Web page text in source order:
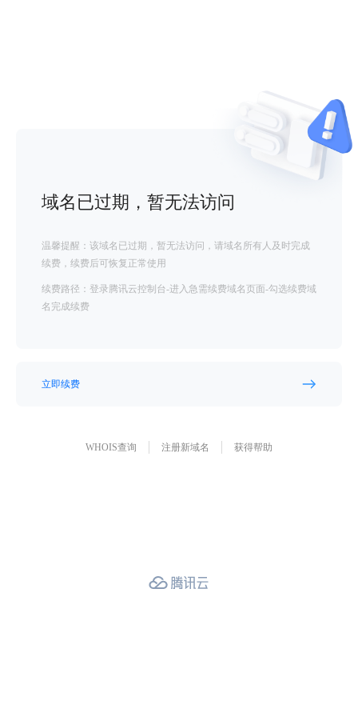
域名已过期，暂无法访问
温馨提醒：该域名已过期，暂无法访问，请域名所有人及时完成
续费，续费后可恢复正常使用
续费路径：登录腾讯云控制台-进入急需续费域名页面-勾选续费域
名完成续费
立即续费
WHOIS查询 注册新域名 获得帮助